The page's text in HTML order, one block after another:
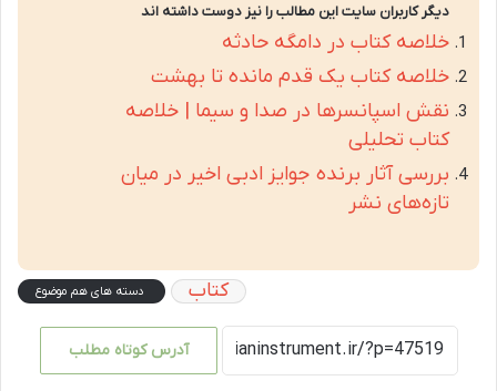
دیگر کاربران سایت این مطالب را نیز دوست داشته اند
خلاصه کتاب در دامگه حادثه
خلاصه کتاب یک قدم مانده تا بهشت
نقش اسپانسرها در صدا و سیما | خلاصه
کتاب تحلیلی
بررسی آثار برنده جوایز ادبی اخیر در میان
تازه‌های نشر
دسته های هم موضوع کتاب
آدرس کوتاه مطلب